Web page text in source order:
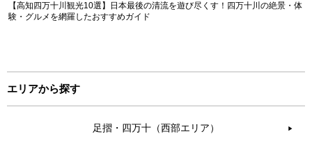
【高知四万十川観光10選】日本最後の清流を遊び尽くす！四万十川の絶景・体
験・グルメを網羅したおすすめガイド
エリアから探す
足摺・四万十（西部エリア） ▶︎